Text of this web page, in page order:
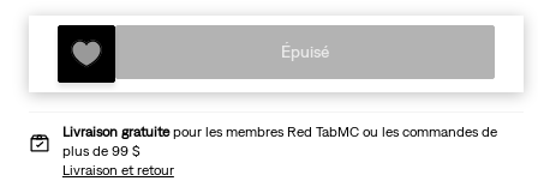
Épuisé
Livraison gratuitepour les membres Red TabMC ou les commandes de
plus de 99 $
Livraison et retour